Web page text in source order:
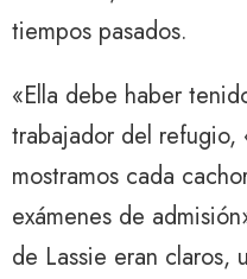
tiempos pasados.
«Ella debe haber
trabajador del refugio,
mostramos cada
exámenes de
de Lassie eran claros,